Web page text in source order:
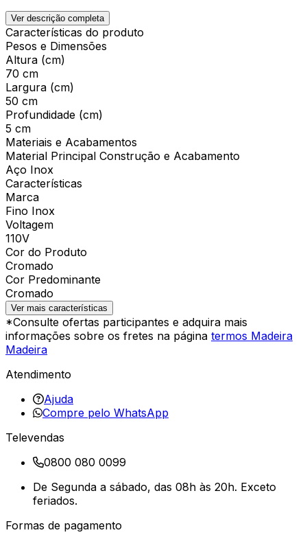
Ver descrição completa
Características do produto
Pesos e Dimensões
Altura (cm)
70 cm
Largura (cm)
50 cm
Profundidade (cm)
5 cm
Materiais e Acabamentos
Material Principal Construção e Acabamento
Aço Inox
Características
Marca
Fino Inox
Voltagem
110V
Cor do Produto
Cromado
Cor Predominante
Cromado
Ver mais características
*Consulte ofertas participantes e adquira mais
informações sobre os fretes na página termos Madeira
Madeira
Atendimento
Ajuda
Compre pelo WhatsApp
Televendas
0800 080 0099
De Segunda a sábado, das 08h às 20h. Exceto
feriados.
Formas de pagamento